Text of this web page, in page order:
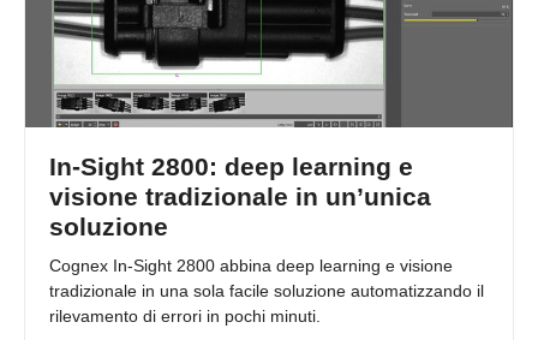
In-Sight 2800: deep learning e
visione tradizionale in un’unica
soluzione
Cognex In-Sight 2800 abbina deep learning e visione
tradizionale in una sola facile soluzione automatizzando il
rilevamento di errori in pochi minuti.